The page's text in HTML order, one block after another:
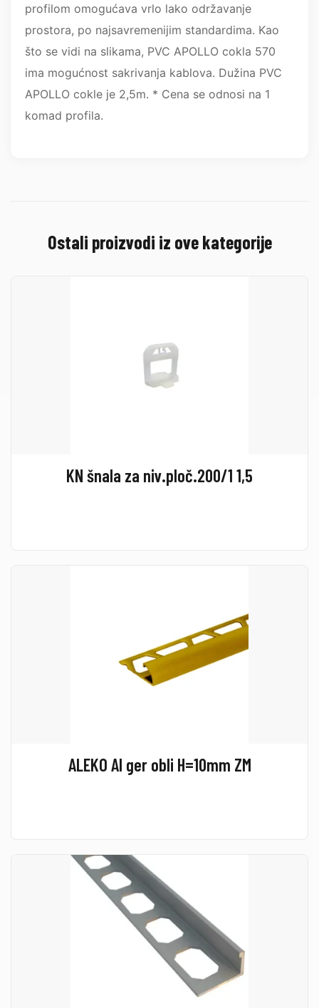
profilom omogućava vrlo lako održavanje
prostora, po najsavremenijim standardima. Kao
što se vidi na slikama, PVC APOLLO cokla 570
ima mogućnost sakrivanja kablova. Dužina PVC
APOLLO cokle je 2,5m. * Cena se odnosi na 1
komad profila.
Ostali proizvodi iz ove kategorije
KN šnala za niv.ploč.200/1 1,5
ALEKO Al ger obli H=10mm ZM